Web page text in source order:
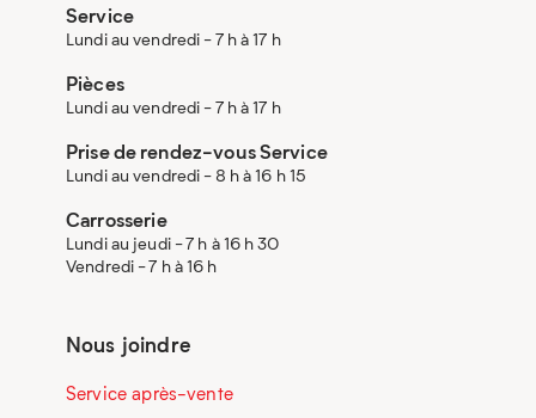
Service
Lundi au vendredi - 7 h à 17 h
Pièces
Lundi au vendredi - 7 h à 17 h
Prise de rendez-vous Service
Lundi au vendredi - 8 h à 16 h 15
Carrosserie
Lundi au jeudi - 7 h à 16 h 30
Vendredi - 7 h à 16 h
Nous joindre
Service après-vente